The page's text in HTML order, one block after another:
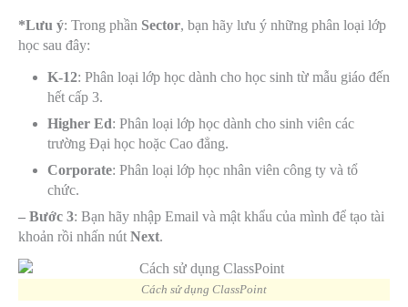
*Lưu ý: Trong phần Sector, bạn hãy lưu ý những phân loại lớp
học sau đây:
K-12: Phân loại lớp học dành cho học sinh từ mẫu giáo đến
hết cấp 3.
Higher Ed: Phân loại lớp học dành cho sinh viên các
trường Đại học hoặc Cao đẳng.
Corporate: Phân loại lớp học nhân viên công ty và tổ
chức.
– Bước 3: Bạn hãy nhập Email và mật khẩu của mình để tạo tài
khoản rồi nhấn nútNext.
Cách sử dụng ClassPoint